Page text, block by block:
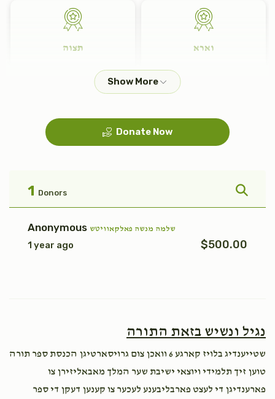
וארא תצוה
קרח פנחס
Donate Now
1 Donors
Anonymous שלמה מנשה פאלקאוויטש
1 year ago $500.00
נגיל ונשיש בזאת התורה
שטייענדיג בלויז קארגע 6 וואכן צום גרויסארטיגן הכנסת ספר תורה
טוען זיך תלמידי ויוצאי ישיבת שער המלך מאבאליזירן צו
פארענדיגן די לעצט פארבליבענע לעכער צו קענען דעקן די ספר